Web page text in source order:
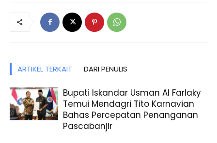
ARTIKEL TERKAIT DARI PENULIS
Bupati Iskandar Usman Al Farlaky
Temui Mendagri Tito Karnavian
Bahas Percepatan Penanganan
Pascabanjir